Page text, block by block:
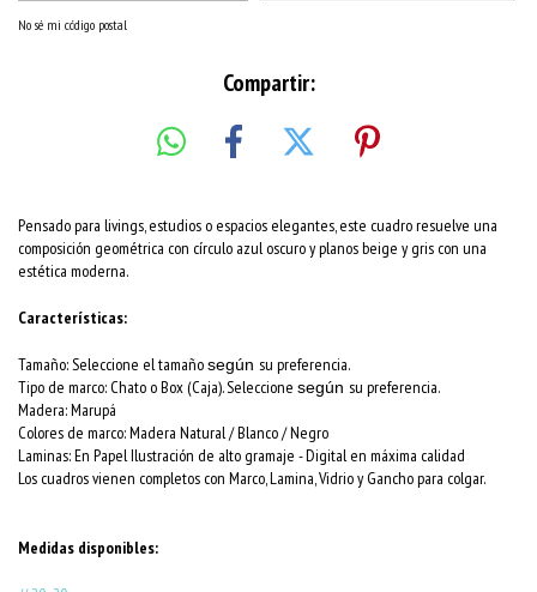
No sé mi código postal
Compartir:
Pensado para livings, estudios o espacios elegantes, este cuadro resuelve una
composición geométrica con círculo azul oscuro y planos beige y gris con una
estética moderna.
Características:
Tamaño: Seleccione el tamañosegún su preferencia.
Tipo de marco: Chato o Box (Caja). Seleccione según su preferencia.
Madera: Marupá
Colores de marco:Madera Natural / Blanco / Negro
Laminas: En Papel Ilustración de alto gramaje - Digital en máxima calidad
Los cuadros vienen completos con Marco, Lamina, Vidrio y Gancho para colgar.
Medidas disponibles: